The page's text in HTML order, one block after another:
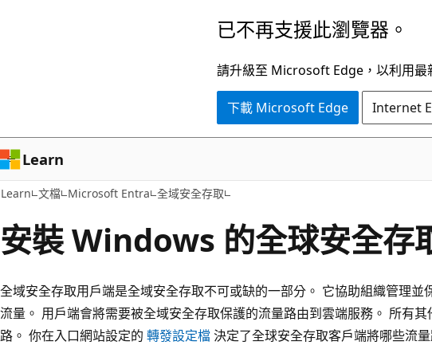
容
已不再支援此瀏覽器。
請升級至 Microsoft Edge，以利用最
下載 Microsoft Edge Internet
Learn
Learn 文檔 Microsoft Entra 全域安全存取
安裝 Windows 的全球安全存
全域安全存取用戶端是全域安全存取不可或缺的一部分。 它協助組織管理並
流量。 用戶端會將需要被全域安全存取保護的流量路由到雲端服務。 所有
路。 你在入口網站設定的 轉發設定檔 決定了全球安全存取客戶端將哪些流